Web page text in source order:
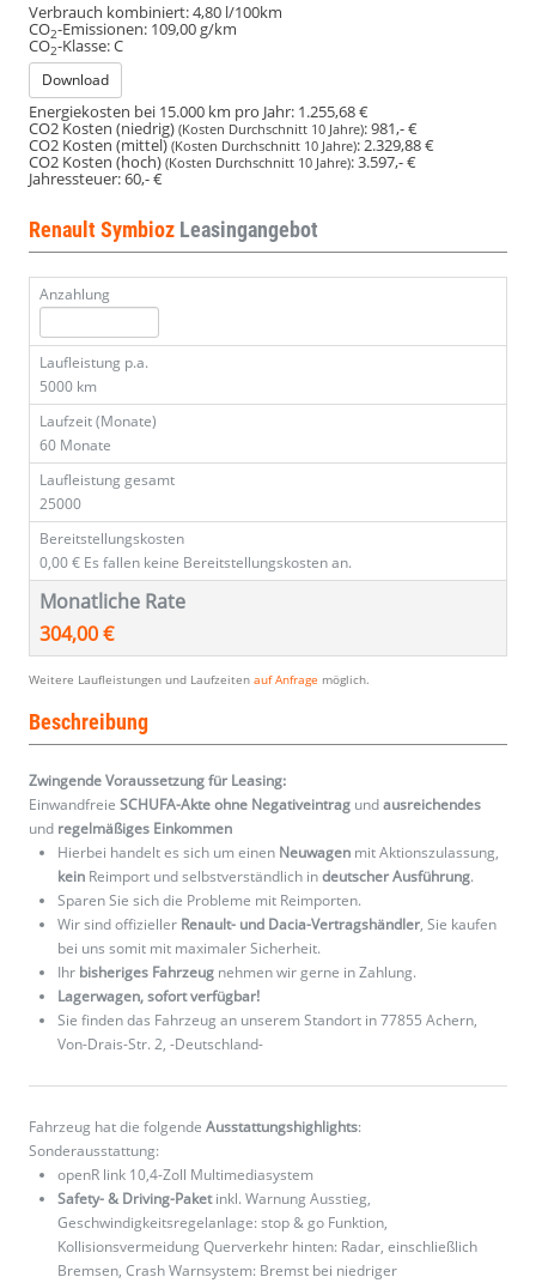
Verbrauch kombiniert:4,80 l/100km
CO2-Emissionen: 109,00 g/km
CO2-Klasse:C
Download
Energiekosten bei 15.000 km pro Jahr: 1.255,68 €
CO2 Kosten (niedrig) (Kosten Durchschnitt 10 Jahre):981,- €
CO2 Kosten (mittel)(Kosten Durchschnitt 10 Jahre):2.329,88 €
CO2 Kosten (hoch) (Kosten Durchschnitt 10 Jahre):3.597,- €
Jahressteuer:60,- €
Renault Symbioz Leasingangebot
Anzahlung
Laufleistung p.a.
5000 km
Laufzeit (Monate)
60 Monate
Laufleistung gesamt
25000
Bereitstellungskosten
0,00 € Es fallen keine Bereitstellungskosten an.
Monatliche Rate
304,00 €
Weitere Laufleistungen und Laufzeiten auf Anfrage möglich.
Beschreibung
Zwingende Voraussetzung für Leasing:
Einwandfreie SCHUFA-Akte ohne Negativeintrag undausreichendes
und regelmäßiges Einkommen
Hierbei handelt es sich um einen Neuwagen mit Aktionszulassung,
kein Reimport und selbstverständlich indeutscher Ausführung.
Sparen Sie sich die Probleme mit Reimporten.
Wir sind offizieller Renault- und Dacia-Vertragshändler, Sie kaufen
bei uns somit mit maximaler Sicherheit.
Ihr bisheriges Fahrzeug nehmen wir gerne in Zahlung.
Lagerwagen, sofort verfügbar!
Sie finden das Fahrzeug an unserem Standort in 77855 Achern,
Von-Drais-Str. 2, -Deutschland-
Fahrzeug hat die folgende Ausstattungshighlights:
Sonderausstattung:
openR link 10,4-Zoll Multimediasystem
Safety- & Driving-Paketinkl. Warnung Ausstieg,
Geschwindigkeitsregelanlage: stop & go Funktion,
Kollisionsvermeidung Querverkehr hinten: Radar, einschließlich
Bremsen, Crash Warnsystem: Bremst bei niedriger